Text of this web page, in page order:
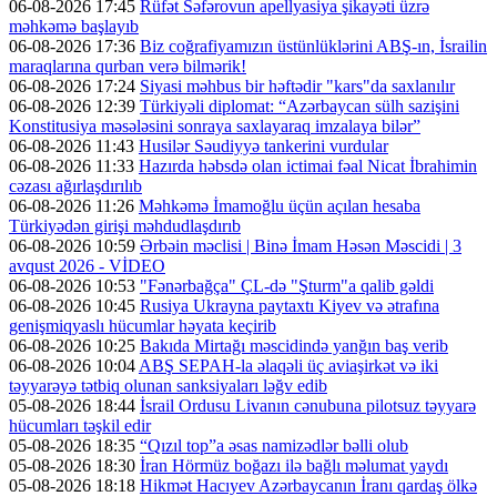
06-08-2026 17:45 Rüfət Səfərovun apellyasiya şikayəti üzrə
məhkəmə başlayıb
06-08-2026 17:36 Biz coğrafiyamızın üstünlüklərini ABŞ-ın, İsrailin
maraqlarına qurban verə bilmərik!
06-08-2026 17:24 Siyasi məhbus bir həftədir "kars"da saxlanılır
06-08-2026 12:39 Türkiyəli diplomat: “Azərbaycan sülh sazişini
Konstitusiya məsələsini sonraya saxlayaraq imzalaya bilər”
06-08-2026 11:43 Husilər Səudiyyə tankerini vurdular
06-08-2026 11:33 Hazırda həbsdə olan ictimai fəal Nicat İbrahimin
cəzası ağırlaşdırılıb
06-08-2026 11:26 Məhkəmə İmamoğlu üçün açılan hesaba
Türkiyədən girişi məhdudlaşdırıb
06-08-2026 10:59 Ərbəin məclisi | Binə İmam Həsən Məscidi | 3
avqust 2026 - VİDEO
06-08-2026 10:53 "Fənərbağça" ÇL-də "Şturm"a qalib gəldi
06-08-2026 10:45 Rusiya Ukrayna paytaxtı Kiyev və ətrafına
genişmiqyaslı hücumlar həyata keçirib
06-08-2026 10:25 Bakıda Mirtağı məscidində yanğın baş verib
06-08-2026 10:04ABŞ SEPAH-la əlaqəli üç aviaşirkət və iki
təyyarəyə tətbiq olunan sanksiyaları ləğv edib
05-08-2026 18:44 İsrail Ordusu Livanın cənubuna pilotsuz təyyarə
hücumları təşkil edir
05-08-2026 18:35 “Qızıl top”a əsas namizədlər bəlli olub
05-08-2026 18:30 İran Hörmüz boğazı ilə bağlı məlumat yaydı
05-08-2026 18:18 Hikmət Hacıyev Azərbaycanın İranı qardaş ölkə